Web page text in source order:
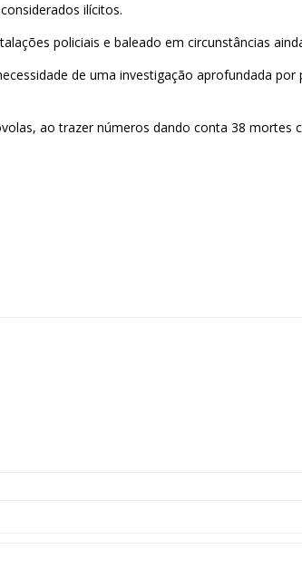
ilícitos.
policiais e baleado em circunstâncias
de uma investigação aprofundada
ao trazer números dando conta 38 mortes